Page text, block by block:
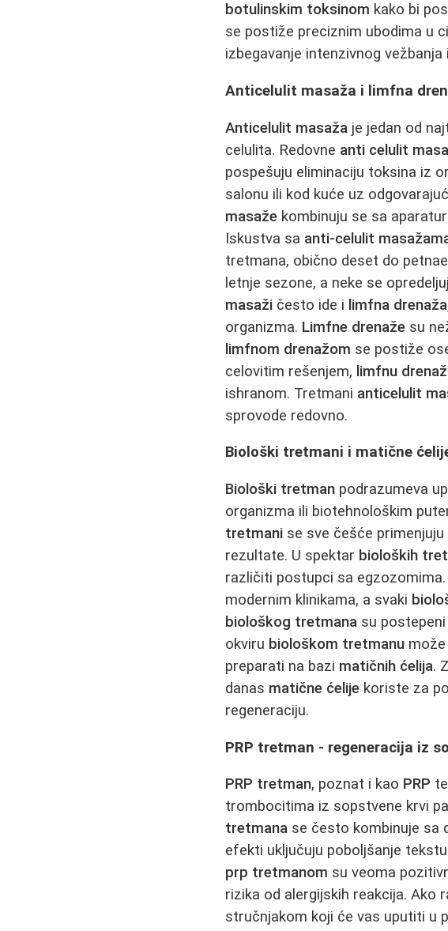
botulinskim toksinom kako bi
se postiže preciznim ubodima u
izbegavanje intenzivnog
Anticelulit masaža i limfna
Anticelulit masaža je jedan od
celulita. Redovne anti celulit
pospešuju eliminaciju toksina iz
salonu ili kod kuće uz
masaže kombinuju se sa
Iskustva sa anti-celulit
tretmana, obično deset do
letnje sezone, a neke se
masaži često ide i limfna drenaža
organizma. Limfne drenaže su
limfnom drenažom se postiže
celovitim rešenjem, limfnu
ishranom. Tretmani anticelulit
sprovode redovno.
Biološki tretmani i matične
Biološki tretman podrazumeva
organizma ili biotehnološkim
tretmani se sve češće
rezultate. U spektar bioloških
različiti postupci sa
modernim klinikama, a svaki
biološkog tretmana su
okviru biološkom tretmanu
preparati na bazi matičnih ćelija.
danas matične ćelije koriste za
regeneraciju.
PRP tretman - regeneracija iz
PRP tretman, poznat i kao PRP
trombocitima iz sopstvene krvi
tretmana se često kombinuje sa
efekti uključuju poboljšanje
prp tretmanom su veoma
rizika od alergijskih reakcija. Ako
stručnjakom koji će vas uputiti u